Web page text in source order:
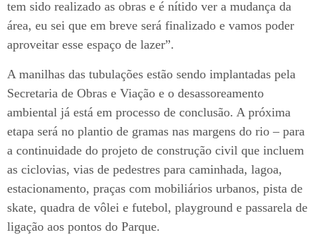
tem sido realizado as obras e é nítido ver a mudança da
área, eu sei que em breve será finalizado e vamos poder
aproveitar esse espaço de lazer”.
A manilhas das tubulações estão sendo implantadas pela
Secretaria de Obras e Viação e o desassoreamento
ambiental já está em processo de conclusão. A próxima
etapa será no plantio de gramas nas margens do rio – para
a continuidade do projeto de construção civil que incluem
as ciclovias, vias de pedestres para caminhada, lagoa,
estacionamento, praças com mobiliários urbanos, pista de
skate, quadra de vôlei e futebol, playground e passarela de
ligação aos pontos do Parque.